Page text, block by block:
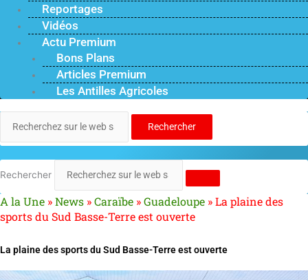
Reportages
Vidéos
Actu Premium
Bons Plans
Articles Premium
Les Antilles Agricoles
Rechercher
Rechercher
A la Une »News »Caraïbe »Guadeloupe »La plaine des
sports du Sud Basse-Terre est ouverte
La plaine des sports du Sud Basse-Terre est ouverte